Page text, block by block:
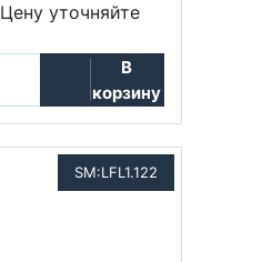
Цену уточняйте
В
корзину
SM:LFL1.122